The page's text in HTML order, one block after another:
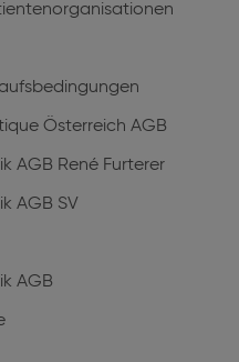
Österreich AGB
AGB René Furterer
AGB SV
AGB